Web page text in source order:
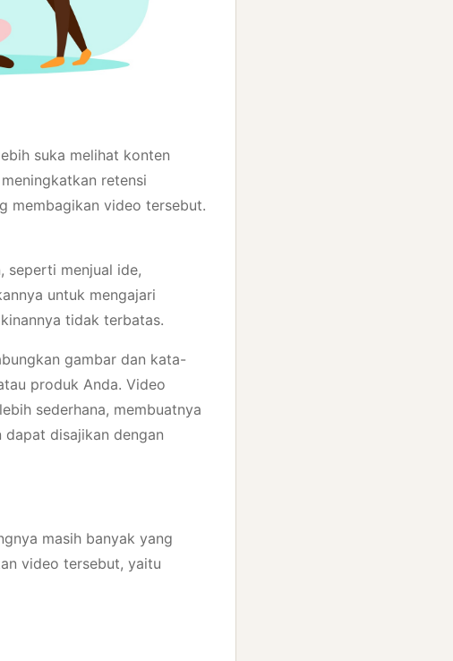
suka melihat konten
retensi
membagikan video tersebut.
seperti menjual ide,
untuk mengajari
tidak terbatas.
gambar dan kata-
produk Anda. Video
sederhana, membuatnya
dapat disajikan dengan
masih banyak yang
video tersebut, yaitu